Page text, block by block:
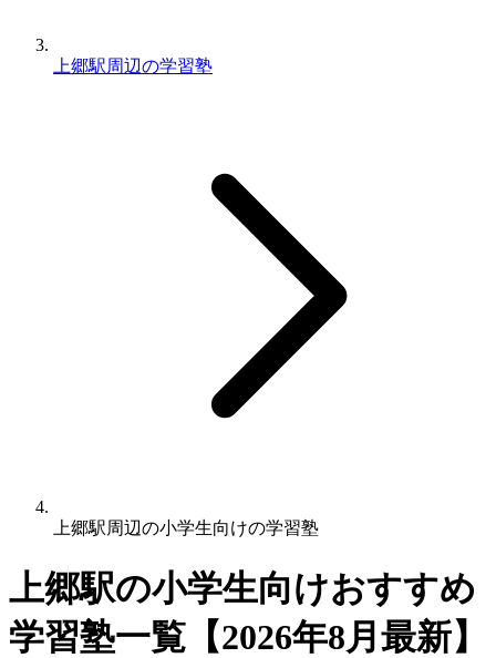
上郷駅周辺の学習塾
上郷駅周辺の小学生向けの学習塾
上郷駅の小学生向けおすすめ
学習塾一覧【2026年8月最新】